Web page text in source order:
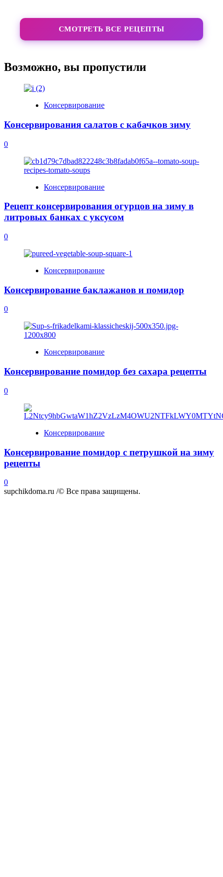
СМОТРЕТЬ ВСЕ РЕЦЕПТЫ
Возможно, вы пропустили
Консервирование
Консервирования салатов с кабачков зиму
0
Консервирование
Рецепт консервирования огурцов на зиму в
литровых банках с уксусом
0
Консервирование
Консервирование баклажанов и помидор
0
Консервирование
Консервирование помидор без сахара рецепты
0
Консервирование
Консервирование помидор с петрушкой на зиму
рецепты
0
supchikdoma.ru /© Все права защищены.